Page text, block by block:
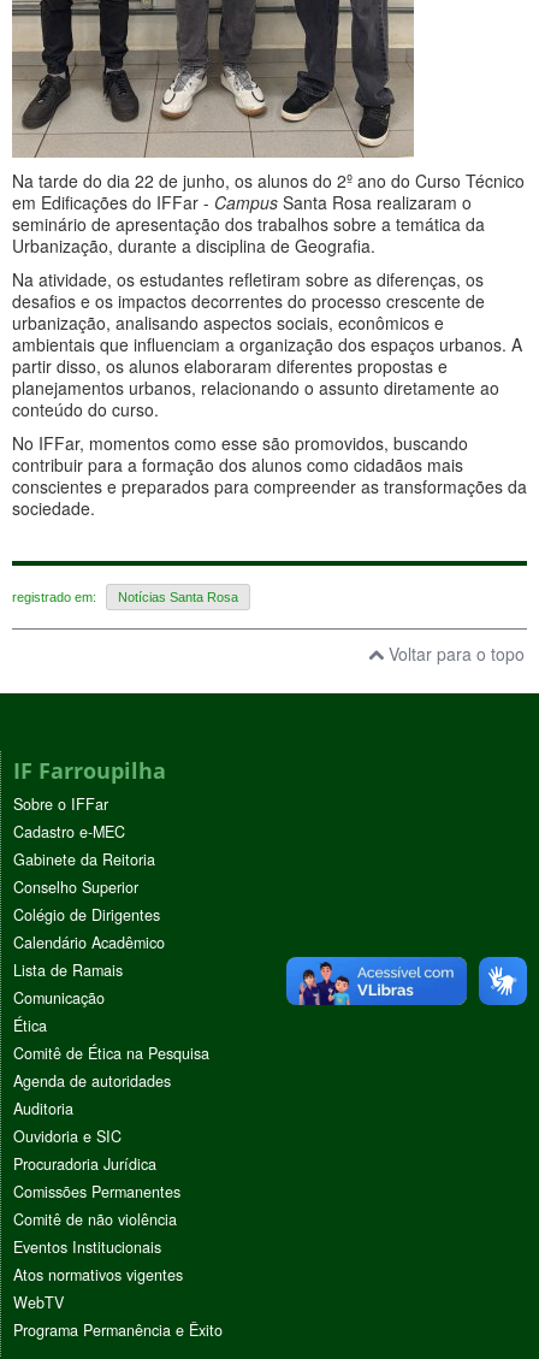
Na tarde do dia 22 de junho, os alunos do 2º ano do Curso Técnico
em Edificações do IFFar - Campus Santa Rosa realizaram o
seminário de apresentação dos trabalhos sobre a temática da
Urbanização, durante a disciplina de Geografia.
Na atividade, os estudantes refletiram sobre as diferenças, os
desafios e os impactos decorrentes do processo crescente de
urbanização, analisando aspectos sociais, econômicos e
ambientais que influenciam a organização dos espaços urbanos. A
partir disso, os alunos elaboraram diferentes propostas e
planejamentos urbanos, relacionando o assunto diretamente ao
conteúdo do curso.
No IFFar, momentos como esse são promovidos, buscando
contribuir para a formação dos alunos como cidadãos mais
conscientes e preparados para compreender as transformações da
sociedade.
registrado em: Notícias Santa Rosa
Voltar para o topo
IF Farroupilha
Sobre o IFFar
Cadastro e-MEC
Gabinete da Reitoria
Conselho Superior
Colégio de Dirigentes
Calendário Acadêmico
Lista de Ramais
Comunicação
Ética
Comitê de Ética na Pesquisa
Agenda de autoridades
Auditoria
Ouvidoria e SIC
Procuradoria Jurídica
Comissões Permanentes
Comitê de não violência
Eventos Institucionais
Atos normativos vigentes
WebTV
Programa Permanência e Êxito